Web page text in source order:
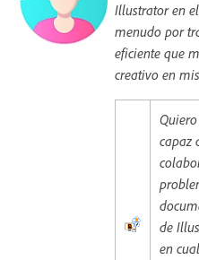
Illustrator en
menudo por
eficiente que
creativo en
capaz
de
en